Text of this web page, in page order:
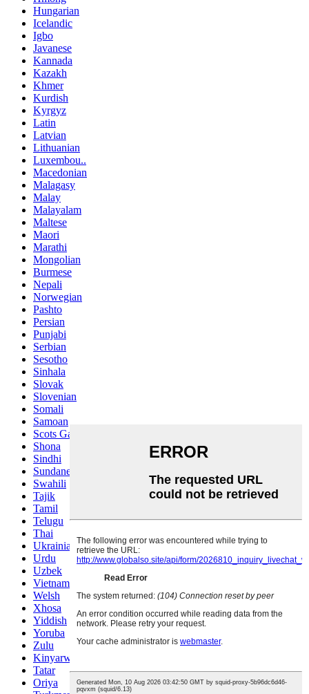
Hungarian
Icelandic
Igbo
Javanese
Kannada
Kazakh
Khmer
Kurdish
Kyrgyz
Latin
Latvian
Lithuanian
Luxembou..
Macedonian
Malagasy
Malay
Malayalam
Maltese
Maori
Marathi
Mongolian
Burmese
Nepali
Norwegian
Pashto
Persian
Punjabi
Serbian
Sesotho
Sinhala
Slovak
Slovenian
Somali
Samoan
Scots Gaelic
Shona
Sindhi
Sundanese
Swahili
Tajik
Tamil
Telugu
Thai
Ukrainian
Urdu
Uzbek
Vietnamese
Welsh
Xhosa
Yiddish
Yoruba
Zulu
Kinyarwanda
Tatar
Oriya